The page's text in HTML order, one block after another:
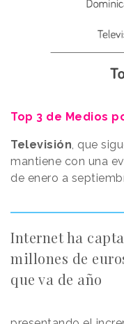
Top 3 de Medios
Televisión , que
mantiene con una
de enero a
Internet ha
millones de
que va de año